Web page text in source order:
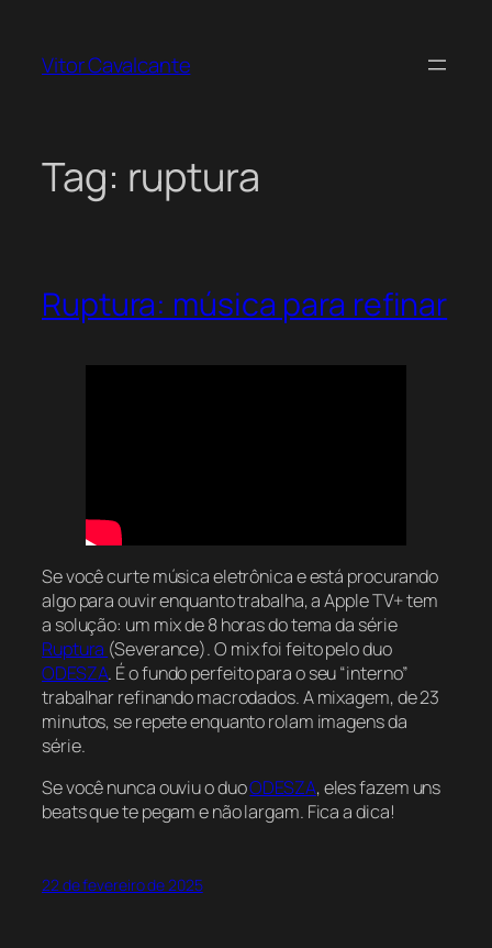
Vitor Cavalcante
Tag: ruptura
Ruptura: música para refinar
Se você curte música eletrônica e está procurando
algo para ouvir enquanto trabalha, a Apple TV+ tem
a solução: um mix de 8 horas do tema da série
Ruptura (Severance). O mix foi feito pelo duo
ODESZA. É o fundo perfeito para o seu “interno”
trabalhar refinando macrodados. A mixagem, de 23
minutos, se repete enquanto rolam imagens da
série.
Se você nunca ouviu o duoODESZA, eles fazem uns
beats que te pegam e não largam. Fica a dica!
22 de fevereiro de 2025